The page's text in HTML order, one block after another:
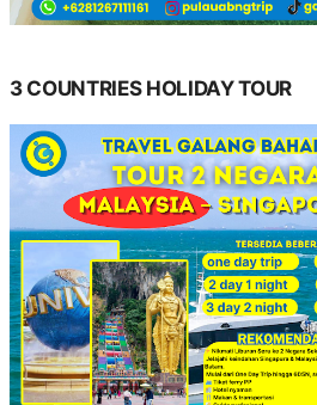
3 COUNTRIES HOLIDAY TOUR